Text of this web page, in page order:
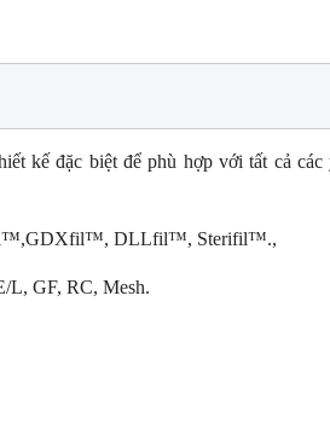
kế đặc biệt để phù hợp với tất cả các
DLLfil™, Sterifil™.,
L, GF, RC, Mesh.